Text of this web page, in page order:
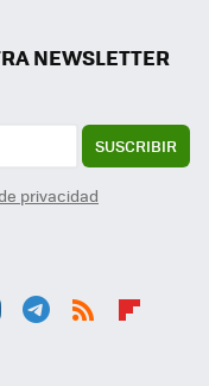
NEWSLETTER
SUSCRIBIR
privacidad